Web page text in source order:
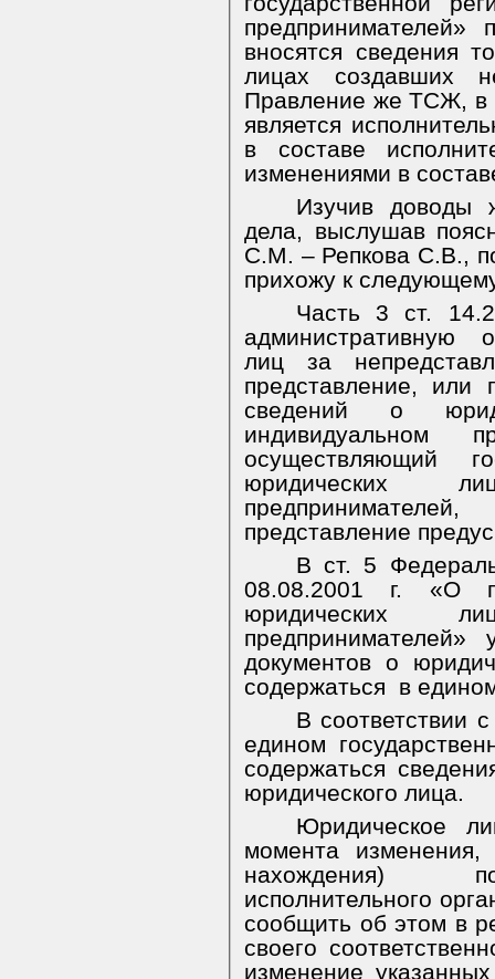
предпринимателей»
вносятся сведения
лицах создавших
Правление же ТСЖ, в
является
в составе
изменениями в
Изучив доводы
дела, выслушав
С.М. – Репкова С.В.,
прихожу к
Часть 3 ст.
административную
лиц за
представление, или
сведений о
индивидуальном
осуществляющий
юридических
представление
В ст. 5
08.08.2001 г. «О
юридических
документов о
содержаться в
В соответствии
едином
содержаться
юридического лица.
Юридическое
момента
нахождения)
исполнительного
сообщить об этом в
своего
изменение